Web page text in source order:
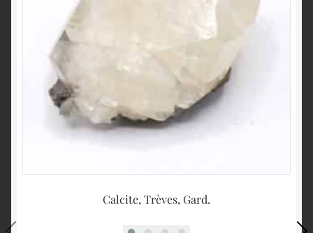
Calcite, Trèves, Gard.